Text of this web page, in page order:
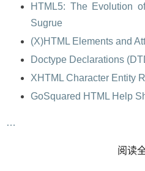
HTML5: The Evolution
Sugrue
(X)HTML Elements and
Doctype Declarations
XHTML Character Entity
GoSquared HTML Help
…
阅读